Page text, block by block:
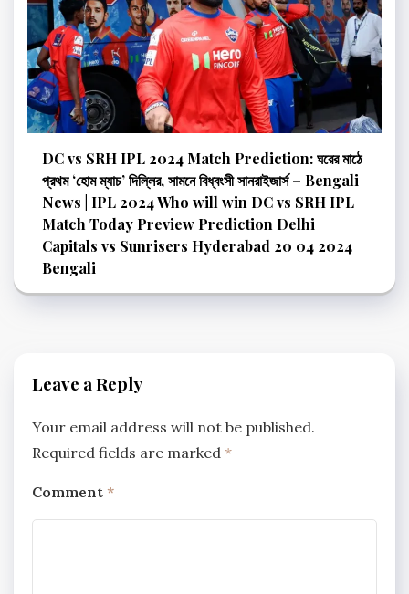
DC vs SRH IPL 2024 Match Prediction: ঘরের মাঠে
প্রথম ‘হোম ম্যাচ’ দিল্লির, সামনে বিধ্বংসী সানরাইজার্স – Bengali
News | IPL 2024 Who will win DC vs SRH IPL
Match Today Preview Prediction Delhi
Capitals vs Sunrisers Hyderabad 20 04 2024
Bengali
Leave a Reply
Your email address will not be published.
Required fields are marked *
Comment *